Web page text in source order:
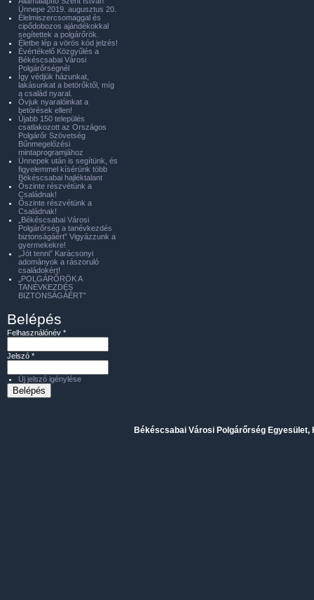
Ünnepe 2019. augusztus 20.
Élelmiszercsomaggal és
cipődobozos ajándékokkal
segítettek a polgárőrök.
Életbe lép a vörös kód jelzés!
Évértékelő Közgyűlés a
Békéscsabai Városi
Polgárőrségnél
Így védjük házunkat,
lakásunkat a betörőktől, míg
a család nyaral.
Óvjuk nyaralóinkat a
betörések ellen!
Újabb 150 település
csatlakozott az Országos
Polgárőr Szövetség
Bűnmegelőzési
mintaprogramjához
Ünnepek után is segítünk, és
figyelemmel kísérünk több
Békéscsabai hajléktalant
Őszinte részvétünk a
Családnak!
Őszinte részvétünk a
Családnak!
„Békéscsabai Városi
Polgárőrség a tanévkezdés
biztonságáért” Vigyázzunk a
gyermekekre!
„Jót tenni” Karácsonyi
adományok a rászoruló
családokért!
„POLGÁRŐRÖK A
TANÉVKEZDÉS
BIZTONSÁGÁÉRT”
Belépés
Felhasználónév *
Jelszó *
Új jelszó igénylése
Békéscsabai Városi Polgárőrség Egyesület,